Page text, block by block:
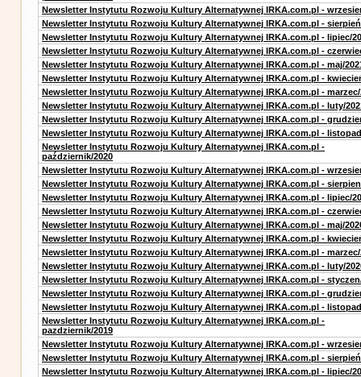
Newsletter Instytutu Rozwoju Kultury Alternatywnej IRKA.com.pl -
Newsletter Instytutu Rozwoju Kultury Alternatywnej IRKA.com.pl -
Newsletter Instytutu Rozwoju Kultury Alternatywnej IRKA.com.pl - lipiec/
Newsletter Instytutu Rozwoju Kultury Alternatywnej IRKA.com.pl -
Newsletter Instytutu Rozwoju Kultury Alternatywnej IRKA.com.pl - maj/
Newsletter Instytutu Rozwoju Kultury Alternatywnej IRKA.com.pl -
Newsletter Instytutu Rozwoju Kultury Alternatywnej IRKA.com.pl - marzec/
Newsletter Instytutu Rozwoju Kultury Alternatywnej IRKA.com.pl - luty/
Newsletter Instytutu Rozwoju Kultury Alternatywnej IRKA.com.pl -
Newsletter Instytutu Rozwoju Kultury Alternatywnej IRKA.com.pl -
Newsletter Instytutu Rozwoju Kultury Alternatywnej IRKA.com.pl -
październik/2020
Newsletter Instytutu Rozwoju Kultury Alternatywnej IRKA.com.pl -
Newsletter Instytutu Rozwoju Kultury Alternatywnej IRKA.com.pl -
Newsletter Instytutu Rozwoju Kultury Alternatywnej IRKA.com.pl - lipiec/
Newsletter Instytutu Rozwoju Kultury Alternatywnej IRKA.com.pl -
Newsletter Instytutu Rozwoju Kultury Alternatywnej IRKA.com.pl - maj/
Newsletter Instytutu Rozwoju Kultury Alternatywnej IRKA.com.pl -
Newsletter Instytutu Rozwoju Kultury Alternatywnej IRKA.com.pl - marzec/
Newsletter Instytutu Rozwoju Kultury Alternatywnej IRKA.com.pl - luty/
Newsletter Instytutu Rozwoju Kultury Alternatywnej IRKA.com.pl -
Newsletter Instytutu Rozwoju Kultury Alternatywnej IRKA.com.pl -
Newsletter Instytutu Rozwoju Kultury Alternatywnej IRKA.com.pl -
Newsletter Instytutu Rozwoju Kultury Alternatywnej IRKA.com.pl -
pazdziernik/2019
Newsletter Instytutu Rozwoju Kultury Alternatywnej IRKA.com.pl -
Newsletter Instytutu Rozwoju Kultury Alternatywnej IRKA.com.pl -
Newsletter Instytutu Rozwoju Kultury Alternatywnej IRKA.com.pl - lipiec/